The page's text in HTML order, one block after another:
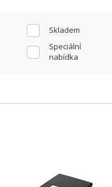
Skladem
Speciální
nabídka